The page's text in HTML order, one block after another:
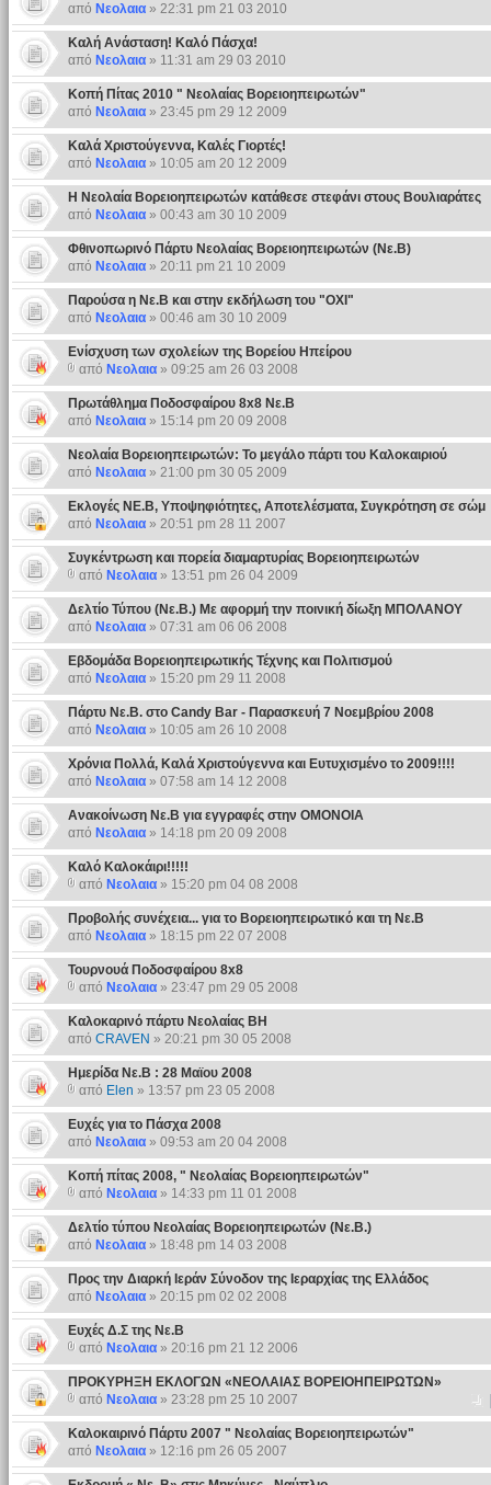
από Νεολαια» 22:31 pm 21 03 2010
Καλή Ανάσταση! Καλό Πάσχα!
από Νεολαια» 11:31 am 29 03 2010
Κοπή Πίτας 2010 " Νεολαίας Βορειοηπειρωτών"
από Νεολαια» 23:45 pm 29 12 2009
Καλά Χριστούγεννα, Καλές Γιορτές!
από Νεολαια» 10:05 am 20 12 2009
Η Νεολαία Βορειοηπειρωτών κατάθεσε στεφάνι στους Βουλιαράτες
από Νεολαια» 00:43 am 30 10 2009
Φθινοπωρινό Πάρτυ Νεολαίας Βορειοηπειρωτών (Νε.Β)
από Νεολαια» 20:11 pm 21 10 2009
Παρούσα η Νε.Β και στην εκδήλωση του "ΟΧΙ"
από Νεολαια» 00:46 am 30 10 2009
Eνίσχυση των σχολείων της Βορείου Ηπείρου
από Νεολαια» 09:25 am 26 03 2008
Πρωτάθλημα Ποδοσφαίρου 8x8 Νε.Β
από Νεολαια» 15:14 pm 20 09 2008
Νεολαία Βορειοηπειρωτών: Το μεγάλο πάρτι του Καλοκαιριού
από Νεολαια» 21:00 pm 30 05 2009
Εκλογές ΝΕ.Β, Υποψηφιότητες, Αποτελέσματα, Συγκρότηση σε σώμ
από Νεολαια» 20:51 pm 28 11 2007
Συγκέντρωση και πορεία διαμαρτυρίας Βορειοηπειρωτών
από Νεολαια» 13:51 pm 26 04 2009
Δελτίο Τύπου (Nε.B.) Με αφορμή την ποινική δίωξη ΜΠΟΛΑΝΟΥ
από Νεολαια» 07:31 am 06 06 2008
Εβδομάδα Βορειοηπειρωτικής Τέχνης και Πολιτισμού
από Νεολαια» 15:20 pm 29 11 2008
Πάρτυ Νε.Β. στο Candy Bar - Παρασκευή 7 Νοεμβρίου 2008
από Νεολαια» 10:05 am 26 10 2008
Χρόνια Πολλά, Καλά Χριστούγεννα και Ευτυχισμένο το 2009!!!!
από Νεολαια» 07:58 am 14 12 2008
Ανακοίνωση Νε.Β για εγγραφές στην ΟΜΟΝΟΙΑ
από Νεολαια» 14:18 pm 20 09 2008
Καλό Καλοκάιρι!!!!!
από Νεολαια» 15:20 pm 04 08 2008
Προβολής συνέχεια... για το Βορειοηπειρωτικό και τη Νε.Β
από Νεολαια» 18:15 pm 22 07 2008
Τουρνουά Ποδοσφαίρου 8x8
από Νεολαια» 23:47 pm 29 05 2008
Καλοκαρινό πάρτυ Νεολαίας ΒΗ
από CRAVEN » 20:21 pm 30 05 2008
Ημερίδα Νε.Β : 28 Μαϊου 2008
από Elen » 13:57 pm 23 05 2008
Ευχές για το Πάσχα 2008
από Νεολαια» 09:53 am 20 04 2008
Κοπή πίτας 2008, " Νεολαίας Βορειοηπειρωτών"
από Νεολαια» 14:33 pm 11 01 2008
Δελτίο τύπου Νεολαίας Βορειοηπειρωτών (Νε.Β.)
από Νεολαια» 18:48 pm 14 03 2008
Προς την Διαρκή Ιεράν Σύνοδον της Ιεραρχίας της Ελλάδος
από Νεολαια» 20:15 pm 02 02 2008
Ευχές Δ.Σ της Νε.Β
από Νεολαια» 20:16 pm 21 12 2006
ΠΡΟΚΥΡΗΞΗ ΕΚΛΟΓΩΝ «ΝΕΟΛΑΙΑΣ ΒΟΡΕΙΟΗΠΕΙΡΩΤΩΝ»
από Νεολαια» 23:28 pm 25 10 2007
Καλοκαιρινό Πάρτυ 2007 " Νεολαίας Βορειοηπειρωτών"
από Νεολαια» 12:16 pm 26 05 2007